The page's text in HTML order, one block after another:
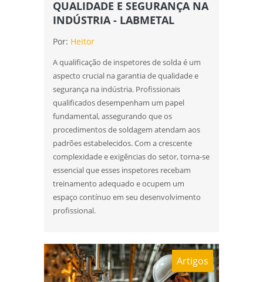
qualificacao de solda
QUALIDADE E SEGURANÇA NA
INDÚSTRIA - LABMETAL
Por: Heitor
A qualificação de inspetores de solda é um
aspecto crucial na garantia de qualidade e
segurança na indústria. Profissionais
qualificados desempenham um papel
fundamental, assegurando que os
procedimentos de soldagem atendam aos
padrões estabelecidos. Com a crescente
complexidade e exigências do setor, torna-se
essencial que esses inspetores recebam
treinamento adequado e ocupem um
espaço contínuo em seu desenvolvimento
profissional.
Artigos